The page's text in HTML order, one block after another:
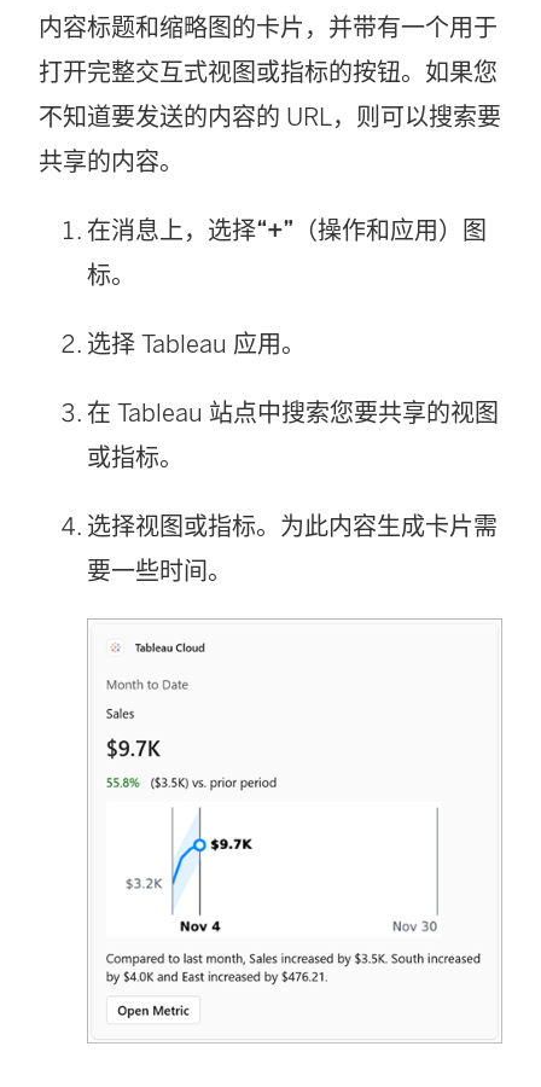
内容标题和缩略图的卡片，并带有一个用于
打开完整交互式视图或指标的按钮。如果您
不知道要发送的内容的 URL，则可以搜索要
共享的内容。
在消息上，选择“+” （操作和应用）图
标。
选择 Tableau 应用。
在 Tableau 站点中搜索您要共享的视图
或指标。
选择视图或指标。为此内容生成卡片需
要一些时间。